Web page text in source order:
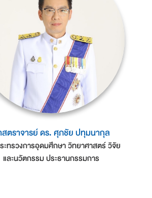
ตราจารย์ ดร. ศุภชัย ปทุมนากุล
ะทรวงการอุดมศึกษา วิทยาศาสตร์ วิจัย
และนวัตกรรม ประธานกรรมการ